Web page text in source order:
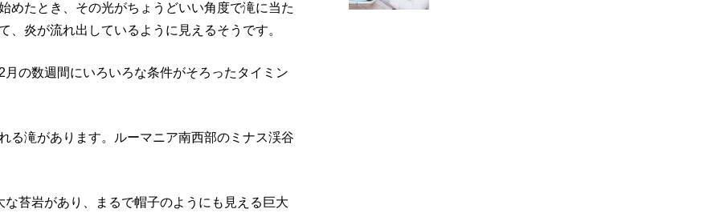
めたとき、その光がちょうどいい角度で滝に当た
炎が流れ出しているように見えるそうです。
の数週間にいろいろな条件がそろったタイミン
る滝があります。ルーマニア南西部のミナス渓谷
苔岩があり、まるで帽子のようにも見える巨大